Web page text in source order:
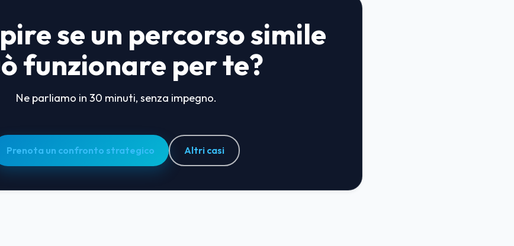
se un percorso simile
funzionare per te?
Ne parliamo in 30 minuti, senza impegno.
Prenota un confronto strategico Altri casi